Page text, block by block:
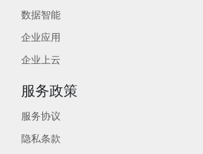
数据智能
企业应用
企业上云
服务政策
服务协议
隐私条款